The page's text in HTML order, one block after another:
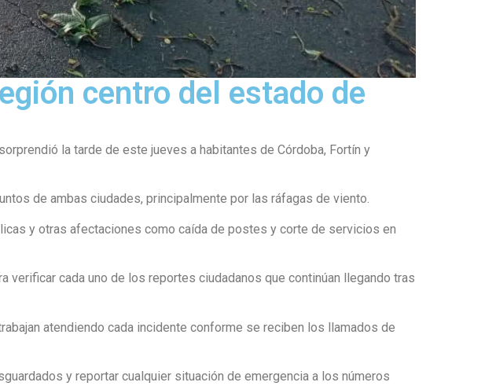
centro del estado de
la tarde de este jueves a habitantes de Córdoba, Fortín y
de ambas ciudades, principalmente por las ráfagas de viento.
y otras afectaciones como caída de postes y corte de servicios en
cada uno de los reportes ciudadanos que continúan llegando tras
atendiendo cada incidente conforme se reciben los llamados de
y reportar cualquier situación de emergencia a los números